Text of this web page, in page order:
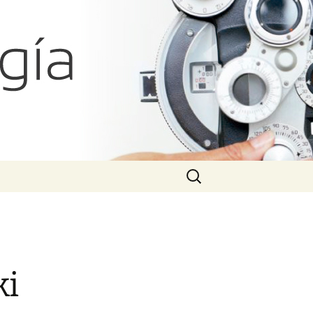
Iglicki
Search
for: